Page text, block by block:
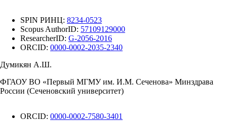
SPIN РИНЦ: 8234-0523
Scopus AuthorID: 57109129000
ResearcherID: G-2056-2016
ORCID: 0000-0002-2035-2340
Думикян А.Ш.
ФГАОУ ВО «Первый МГМУ им. И.М. Сеченова» Минздрава
России (Сеченовский университет)
ORCID: 0000-0002-7580-3401